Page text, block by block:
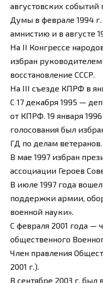
августовских
Думы в феврале 1994 г.
амнистию и в августе
На II Конгрессе
избран
восстановление СССР.
На III съезде КПРФ в
С 17 декабря 1995 —
от КПРФ. 19 января
голосования был
ГД по делам
В мае 1997 избран
ассоциации Героев
В июле 1997 года
поддержки армии,
военной науки».
С февраля 2001 года —
общественного
Член правления
2001 г.).
В сентябре 2003 г.